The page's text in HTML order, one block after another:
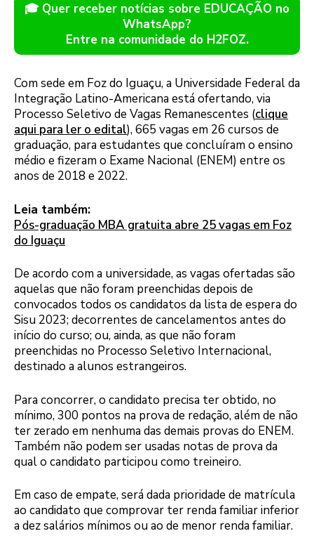
🎓 Quer receber notícias sobre EDUCAÇÃO no
WhatsApp?
Entre na comunidade do H2FOZ.
Com sede em Foz do Iguaçu, a Universidade Federal da
Integração Latino-Americana está ofertando, via
Processo Seletivo de Vagas Remanescentes (clique
aqui para ler o edital), 665 vagas em 26 cursos de
graduação, para estudantes que concluíram o ensino
médio e fizeram o Exame Nacional (ENEM) entre os
anos de 2018 e 2022.
Leia também:
Pós-graduação MBA gratuita abre 25 vagas em Foz
do Iguaçu
De acordo com a universidade, as vagas ofertadas são
aquelas que não foram preenchidas depois de
convocados todos os candidatos da lista de espera do
Sisu 2023; decorrentes de cancelamentos antes do
início do curso; ou, ainda, as que não foram
preenchidas no Processo Seletivo Internacional,
destinado a alunos estrangeiros.
Para concorrer, o candidato precisa ter obtido, no
mínimo, 300 pontos na prova de redação, além de não
ter zerado em nenhuma das demais provas do ENEM.
Também não podem ser usadas notas de prova da
qual o candidato participou como treineiro.
Em caso de empate, será dada prioridade de matrícula
ao candidato que comprovar ter renda familiar inferior
a dez salários mínimos ou ao de menor renda familiar.